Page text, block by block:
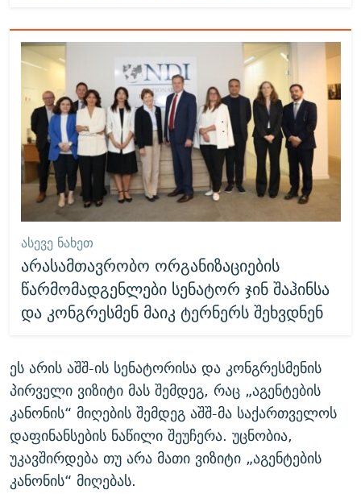
ᲐᲡᲔᲕᲔ ᲜᲐᲮᲔᲗ
არასამთავრობო ორგანიზაციების
წარმომადგენლები სენატორ ჯინ შაჰინსა
და კონგრესმენ მაიკ ტერნერს შეხვდნენ
ეს არის აშშ-ის სენატორისა და კონგრესმენის
პირველი ვიზიტი მას შემდეგ, რაც „აგენტების
კანონის“ მიღების შემდეგ აშშ-მა საქართველოს
დაფინანსების ნაწილი შეუჩერა. უცნობია,
უკავშირდება თუ არა მათი ვიზიტი „აგენტების
კანონის“ მიღებას.